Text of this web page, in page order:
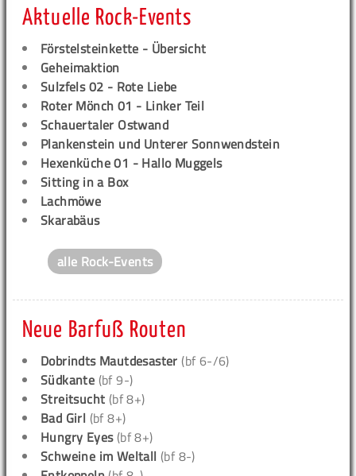
Aktuelle Rock-Events
Förstelsteinkette - Übersicht
Geheimaktion
Sulzfels 02 - Rote Liebe
Roter Mönch 01 - Linker Teil
Schauertaler Ostwand
Plankenstein und Unterer Sonnwendstein
Hexenküche 01 - Hallo Muggels
Sitting in a Box
Lachmöwe
Skarabäus
alle Rock-Events
Neue Barfuß Routen
Dobrindts Mautdesaster (bf 6-/6)
Südkante (bf 9-)
Streitsucht (bf 8+)
Bad Girl (bf 8+)
Hungry Eyes(bf 8+)
Schweine im Weltall (bf 8-)